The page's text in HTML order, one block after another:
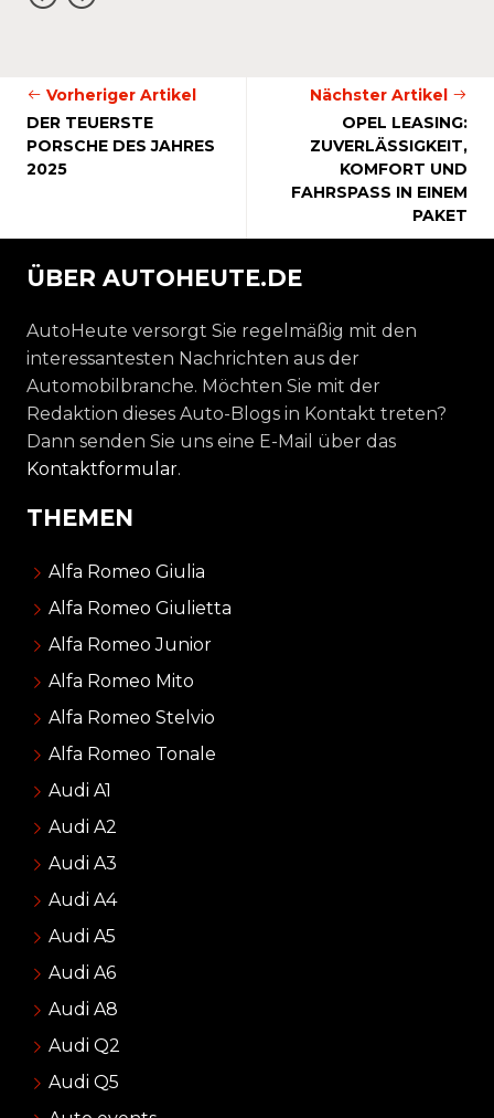
Vorheriger Artikel
DER TEUERSTE
PORSCHE DES JAHRES
2025
Nächster Artikel
OPEL LEASING:
ZUVERLÄSSIGKEIT,
KOMFORT UND
FAHRSPASS IN EINEM P
AKET
ÜBER AUTOHEUTE.DE
AutoHeute versorgt Sie regelmäßig mit den
interessantesten Nachrichten aus der
Automobilbranche. Möchten Sie mit der
Redaktion dieses Auto-Blogs in Kontakt treten?
Dann senden Sie uns eine E-Mail über das
Kontaktformular.
THEMEN
Alfa Romeo Giulia
Alfa Romeo Giulietta
Alfa Romeo Junior
Alfa Romeo Mito
Alfa Romeo Stelvio
Alfa Romeo Tonale
Audi A1
Audi A2
Audi A3
Audi A4
Audi A5
Audi A6
Audi A8
Audi Q2
Audi Q5